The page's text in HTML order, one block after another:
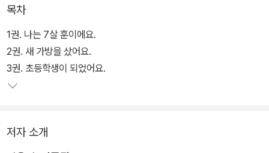
목차
1권. 나는 7살 훈이에요.
2권. 새 가방을 샀어요.
3권. 초등학생이 되었어요.
저자 소개